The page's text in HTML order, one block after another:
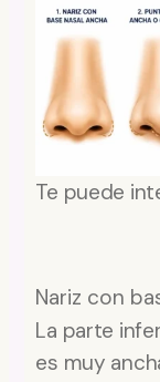
Te puede
Nariz con
La parte
es muy